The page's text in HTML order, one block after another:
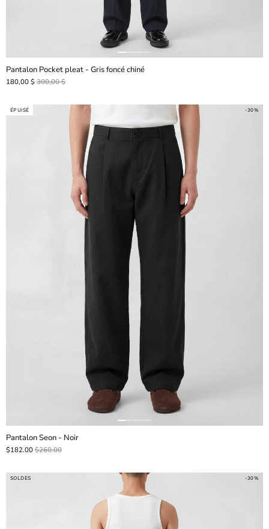
Pantalon Pocket pleat - Gris foncé chiné
180,00 $ 300,00 $
ÉPUISÉ -30%
Pantalon Seon - Noir
$182.00 $260.00
SOLDES -30%